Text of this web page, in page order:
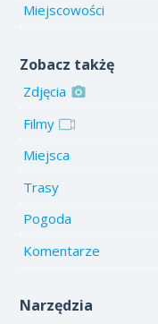
Miejscowości
Zobacz takżę
Zdjęcia
Filmy
Miejsca
Trasy
Pogoda
Komentarze
Narzędzia